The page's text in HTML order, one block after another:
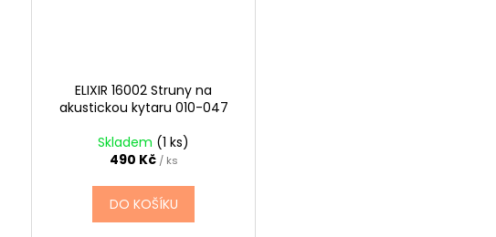
ELIXIR 16002 Struny na
akustickou kytaru 010-047
Skladem (1 ks)
490 Kč / ks
DO KOŠÍKU